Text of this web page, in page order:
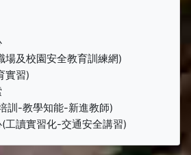
場及校園安全教育訓練網)
實習)
訓-教學知能-新進教師)
工讀實習化-交通安全講習)